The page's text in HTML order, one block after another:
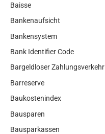
Baisse
Bankenaufsicht
Bankensystem
Bank Identifier Code
Bargeldloser Zahlungsverkehr
Barreserve
Baukostenindex
Bausparen
Bausparkassen